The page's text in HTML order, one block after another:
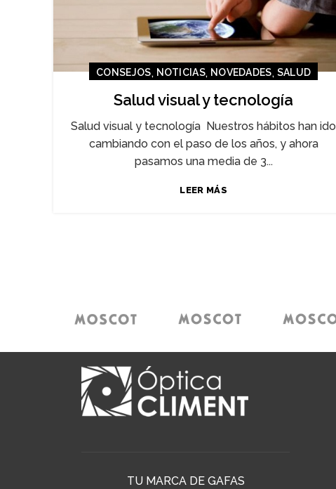
CONSEJOS, NOTICIAS, NOVEDADES, SALUD
Salud visual y tecnología
Salud visual y tecnología Nuestros hábitos han ido
cambiando con el paso de los años, y ahora
pasamos una media de 3...
LEER MÁS
TU MARCA DE GAFAS